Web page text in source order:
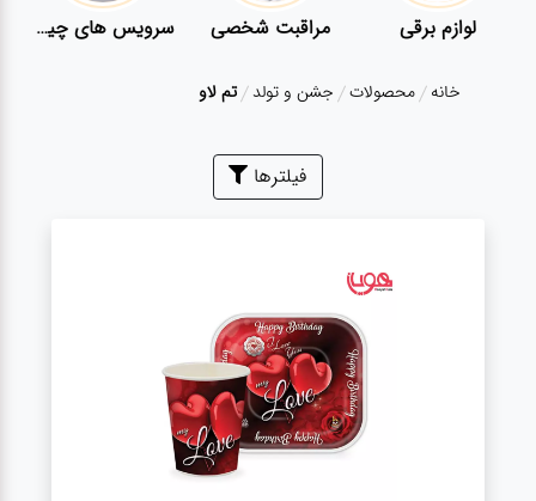
ارتباط
لوازم برقی
مراقبت شخصی
لوازم برقی مراقبت شخصی سرویس های چینی زرین
خانه محصولات جشن و تولد تم لاو
فیلترها